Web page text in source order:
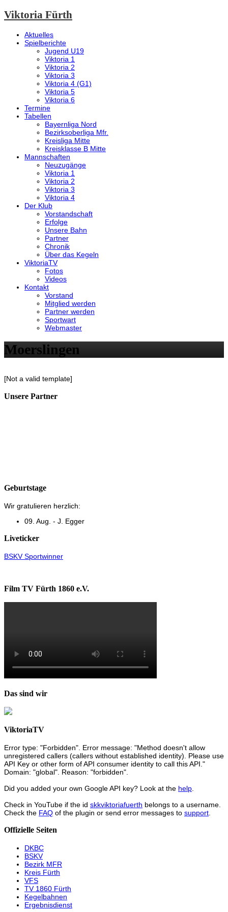
Viktoria Fürth
Aktuelles
Spielberichte
Jugend U19
Viktoria 1
Viktoria 2
Viktoria 3
Viktoria 4 (G1)
Viktoria 5
Viktoria 6
Termine
Tabellen
Bayernliga Nord
Bezirksoberliga Mfr.
Kreisliga Mitte
Kreisklasse B Mitte
Mannschaften
Neuzugänge
Viktoria 1
Viktoria 2
Viktoria 3
Viktoria 4
Der Klub
Vorstandschaft
Erfolge
Unsere Bahn
Partner
Chronik
Über das Kegeln
ViktoriaTV
Fotos
Videos
Kontakt
Vorstand
Mitglied werden
Partner werden
Sportwart
Webmaster
Moerslingen
[Not a valid template]
Unsere Partner
Geburtstage
Wir gratulieren herzlich:
09. Aug. - J. Egger
Liveticker
BSKV Sportwinner
Film TV Fürth 1860 e.V.
Das sind wir
ViktoriaTV
Error type: "Forbidden". Error message: "Method doesn't allow
unregistered callers (callers without established identity). Please use
API Key or other form of API consumer identity to call this API."
Domain: "global". Reason: "forbidden".
Did you added your own Google API key? Look at the help
Check in YouTube if the id skkviktoriafuerth belongs to a username.
Check the FAQ of the plugin or send error messages to support
Offizielle Seiten
DKBC
BSKV
Bezirk MFR
Kreis Fürth
VFS
TV 1860 Fürth
Kegelbahnen
Ergebnisdienst